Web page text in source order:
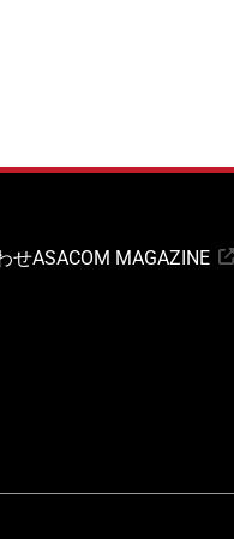
せASACOM MAGAZINE